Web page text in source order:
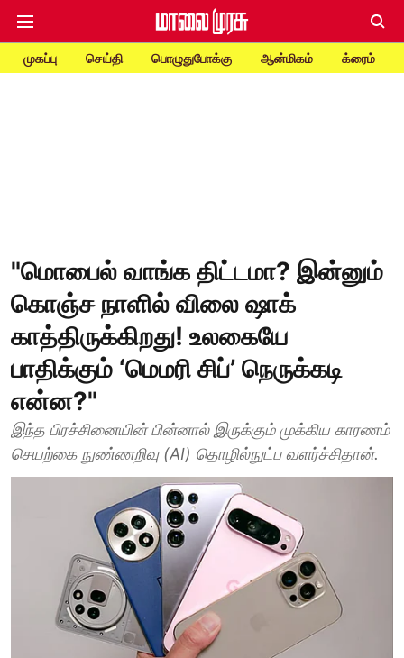
முகப்பு செய்தி பொழுதுபோக்கு ஆன்மிகம் க்ரைம்
"மொபைல் வாங்க திட்டமா? இன்னும்
கொஞ்ச நாளில் விலை ஷாக்
காத்திருக்கிறது! உலகையே
பாதிக்கும் ‘மெமரி சிப்’ நெருக்கடி
என்ன?"
இந்த பிரச்சினையின் பின்னால் இருக்கும் முக்கிய காரணம்
செயற்கை நுண்ணறிவு (AI) தொழில்நுட்ப வளர்ச்சிதான்.